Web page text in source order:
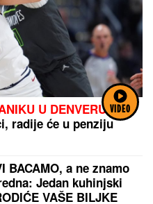
VIDEO
U DENVERU:
radije će u penziju
BACAMO, a ne znamo
Jedan kuhinjski
VAŠE BILJKE